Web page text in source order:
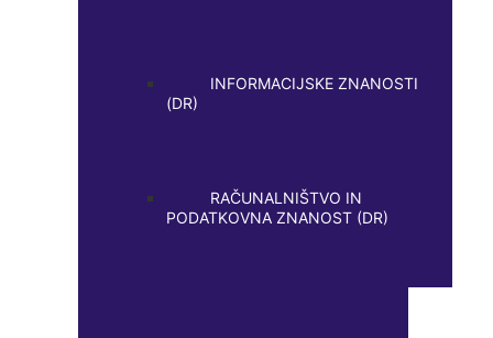
INFORMACIJSKE ZNANOSTI
(DR)
RAČUNALNIŠTVO IN
PODATKOVNA ZNANOST (DR)